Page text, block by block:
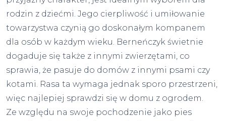
rodzin z dziećmi. Jego cierpliwość i umiłowanie
towarzystwa czynią go doskonałym kompanem
dla osób w każdym wieku. Berneńczyk świetnie
dogaduje się także z innymi zwierzętami, co
sprawia, że pasuje do domów z innymi psami czy
kotami. Rasa ta wymaga jednak sporo przestrzeni,
więc najlepiej sprawdzi się w domu z ogrodem.
Ze względu na swoje pochodzenie jako pies